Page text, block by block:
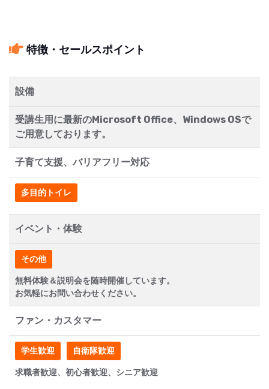
特徴・セールスポイント
設備
受講生用に最新のMicrosoft Office、Windows OSで
ご用意しております。
子育て支援、バリアフリー対応
多目的トイレ
イベント・体験
その他
無料体験＆説明会を随時開催しています。
お気軽にお問い合わせください。
ファン・カスタマー
学生歓迎 自衛隊歓迎
求職者歓迎、初心者歓迎、シニア歓迎